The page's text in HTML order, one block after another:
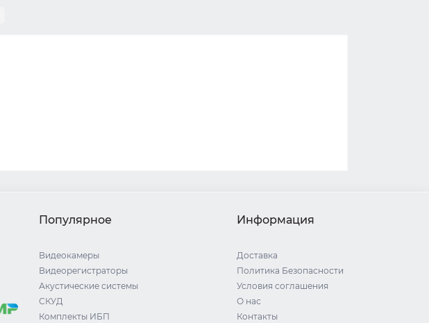
Популярное
Видеокамеры
Видеорегистраторы
Акустические системы
СКУД
Комплекты ИБП
Информация
Доставка
Политика Безопасности
Условия соглашения
О нас
Контакты